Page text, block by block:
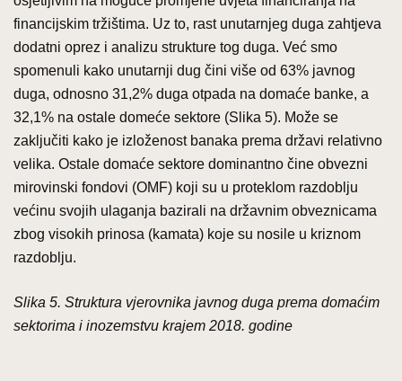
financijskim tržištima. Uz to, rast unutarnjeg duga zahtjeva
dodatni oprez i analizu strukture tog duga. Već smo
spomenuli kako unutarnji dug čini više od 63% javnog
duga, odnosno 31,2% duga otpada na domaće banke, a
32,1% na ostale domeće sektore (Slika 5). Može se
zaključiti kako je izloženost banaka prema državi relativno
velika. Ostale domaće sektore dominantno čine obvezni
mirovinski fondovi (OMF) koji su u proteklom razdoblju
većinu svojih ulaganja bazirali na državnim obveznicama
zbog visokih prinosa (kamata) koje su nosile u kriznom
razdoblju.
Slika 5. Struktura vjerovnika javnog duga prema domaćim
sektorima i inozemstvu krajem 2018. godine